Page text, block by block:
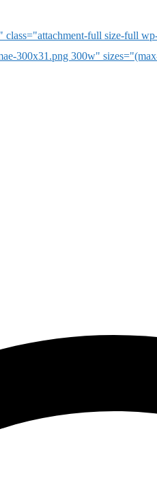
class="attachment-full size-full
300x31.png 300w"